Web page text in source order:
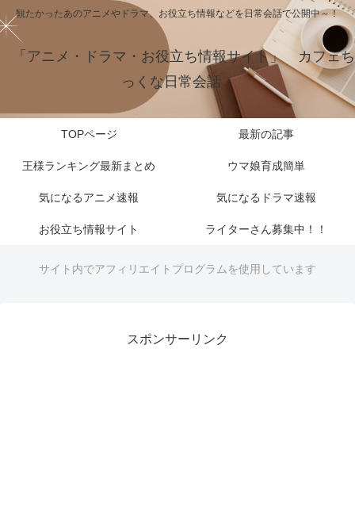
観たかったあのアニメやドラマ、お役立ち情報などを日常会話で公開中～！
「アニメ・ドラマ・お役立ち情報サイト」 カフェち
っくな日常会話
TOPページ 最新の記事
王様ランキング最新まとめ ウマ娘育成簡単
気になるアニメ速報 気になるドラマ速報
お役立ち情報サイト ライターさん募集中！！
サイト内でアフィリエイトプログラムを使用しています
スポンサーリンク